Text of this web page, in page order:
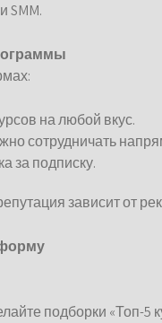
SMM.
на любой вкус.
сотрудничать
за подписку.
зависит от
подборки «Топ-5